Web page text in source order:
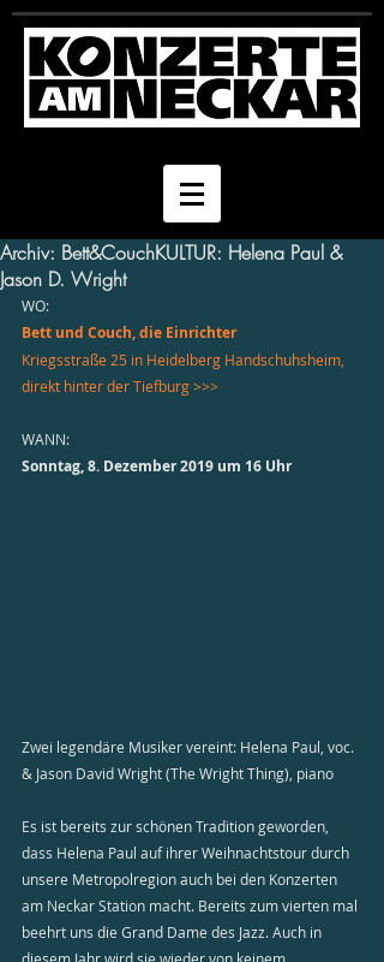
Archiv: Bett&CouchKULTUR: Helena Paul &
Jason D. Wright
WO:
Bett und Couch, die Einrichter
Kriegsstraße 25 in Heidelberg Handschuhsheim,
direkt hinter der Tiefburg >>>
WANN:
Sonntag, 8. Dezember 2019 um 16 Uhr
Zwei legendäre Musiker vereint: Helena Paul, voc.
& Jason David Wright (The Wright Thing), piano
Es ist bereits zur schönen Tradition geworden,
dass Helena Paul auf ihrer Weihnachtstour durch
unsere Metropolregion auch bei den Konzerten
am Neckar Station macht. Bereits zum vierten mal
beehrt uns die Grand Dame des Jazz. Auch in